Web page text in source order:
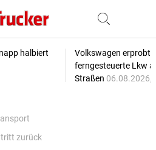
halbiert
Volkswagen erprobt
ferngesteuerte Lkw
Straßen 06.08.2026,
tritt zurück